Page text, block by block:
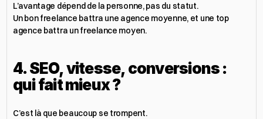
L’avantage dépend de la personne, pas du statut.
Un bon freelance battra une agence moyenne, et une top
agence battra un freelance moyen.
4. SEO, vitesse, conversions :
qui fait mieux ?
C’est là que beaucoup se trompent.